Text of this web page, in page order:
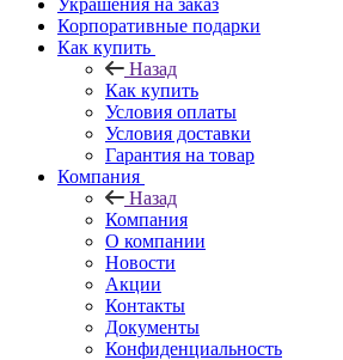
Украшения на заказ
Корпоративные подарки
Как купить
Назад
Как купить
Условия оплаты
Условия доставки
Гарантия на товар
Компания
Назад
Компания
О компании
Новости
Акции
Контакты
Документы
Конфиденциальность